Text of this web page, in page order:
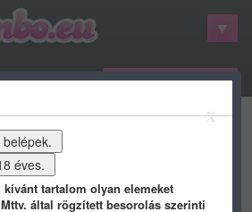
belépés / regisztráció
hots gifs porn
qdb
X
tartalom olyan elemeket
által rögzített besorolás szerinti